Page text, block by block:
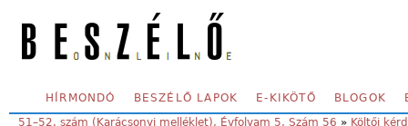
SECONDARY MENU
HÍRMONDÓ BESZÉLŐ LAPOK E-KIKÖTŐ BLOGOK
YOU ARE HERE:
51–52. szám (Karácsonyi melléklet), Évfolyam 5, Szám 56 » Költői